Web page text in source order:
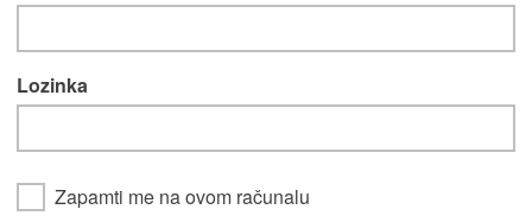
Lozinka
Zapamti me na ovom računalu